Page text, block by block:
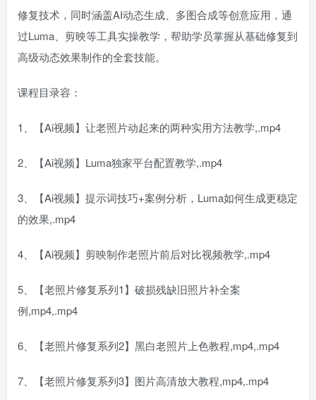
修复技术，同时涵盖AI动态生成、多图合成等创意应用，通
过Luma、剪映等工具实操教学，帮助学员掌握从基础修复到
高级动态效果制作的全套技能。
课程目录容：
1、【Ai视频】让老照片动起来的两种实用方法教学,.mp4
2、【Ai视频】Luma独家平台配置教学,.mp4
3、【Ai视频】提示词技巧+案例分析，Luma如何生成更稳定
的效果,.mp4
4、【Ai视频】剪映制作老照片前后对比视频教学,.mp4
5、【老照片修复系列1】破损残缺旧照片补全案
例,mp4,.mp4
6、【老照片修复系列2】黑白老照片上色教程,mp4,.mp4
7、【老照片修复系列3】图片高清放大教程,mp4,.mp4